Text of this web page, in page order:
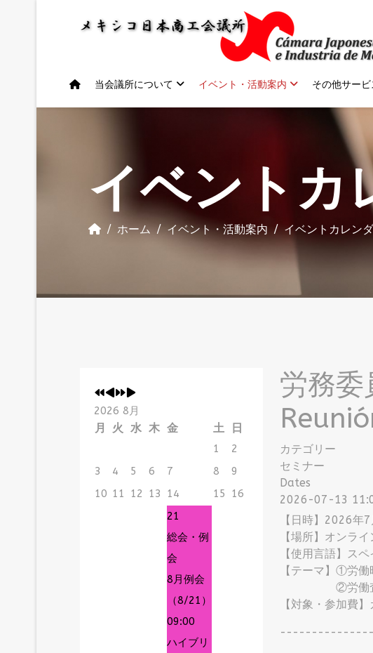
当会議所について イベント・活動案内 その他サービ
イベントカ
ホーム イベント・活動案内 イベントカレン
YearMonth
YearMonth
2026 8月
月 火 水 木 金 土 日
1
2
3
4 5 6 7 8
9
10 11 12 13 14 15 16
21
総会・例
会
8月例会
（8/21）
09:00
ハイブリ
労務
カテゴリー
セミナー
Dates
2026-07-13
【日時】2026年
【場所】オンライ
【使用言語】ス
【テーマ】①労
②労働査察
【対象・参加費